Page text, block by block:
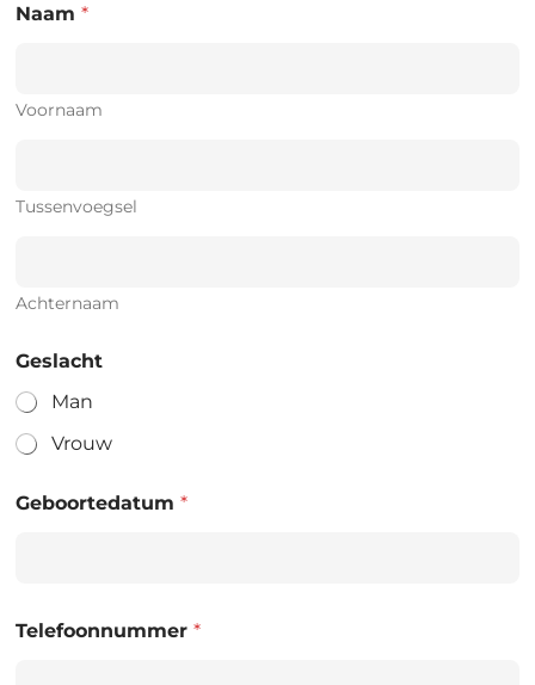
Naam *
Voornaam
Tussenvoegsel
Achternaam
Geslacht
Man
Vrouw
Geboortedatum *
Telefoonnummer *